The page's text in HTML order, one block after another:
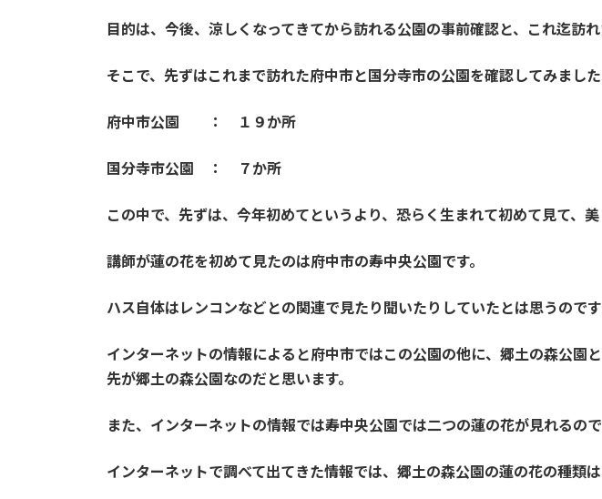
目的は、今後、涼しくなってきてから訪れる公園の事前確認と、これ迄訪
そこで、先ずはこれまで訪れた府中市と国分寺市の公園を確認してみました
府中市公園 ： １９か所
国分寺市公園 ： ７か所
この中で、先ずは、今年初めてというより、恐らく生まれて初めて見て、
講師が蓮の花を初めて見たのは府中市の寿中央公園です。
ハス自体はレンコンなどとの関連で見たり聞いたりしていたとは思うので
インターネットの情報によると府中市ではこの公園の他に、郷土の森公園
先が郷土の森公園なのだと思います。
また、インターネットの情報では寿中央公園では二つの蓮の花が見れるの
インターネットで調べて出てきた情報では、郷土の森公園の蓮の花の種類